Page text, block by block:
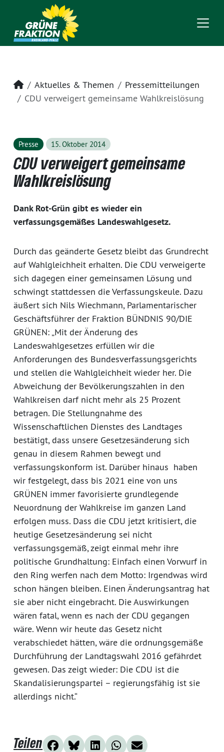
Startseite
Aktuelles & Themen
Pressemitteilungen
CDU verweigert gemeinsame Wahlkreislösung
Presse 15. Oktober 2014
CDU verweigert gemeinsame
Wahlkreislösung
Dank Rot-Grün gibt es wieder ein
verfassungsgemäßes Landeswahlgesetz.
Durch das geänderte Gesetz bleibt das Grundrecht
auf Wahlgleichheit erhalten. Die CDU verweigerte
sich dagegen einer gemeinsamen Lösung und
schwingt stattdessen die Verfassungskeule. Dazu
äußert sich Nils Wiechmann, Parlamentarischer
Geschäftsführer der Fraktion BÜNDNIS 90/DIE
GRÜNEN: „Mit der Änderung des
Landeswahlgesetzes erfüllen wir die
Anforderungen des Bundesverfassungsgerichts
und stellen die Wahlgleichheit wieder her. Die
Abweichung der Bevölkerungszahlen in den
Wahlkreisen darf nicht mehr als 25 Prozent
betragen. Die Stellungnahme des
Wissenschaftlichen Dienstes des Landtages
bestätigt, dass unsere Gesetzesänderung sich
genau in diesem Rahmen bewegt und
verfassungskonform ist. Darüber hinaus haben
wir festgelegt, dass bis 2021 eine von uns
GRÜNEN immer favorisierte grundlegende
Neuordnung der Wahlkreise im ganzen Land
erfolgen muss. Dass die CDU jetzt kritisiert, die
heutige Gesetzesänderung sei nicht
verfassungsgemäß, zeigt einmal mehr ihre
politische Grundhaltung: Einfach einen Vorwurf in
den Ring werfen nach dem Motto: Irgendwas wird
schon hängen bleiben. Einen Änderungsantrag hat
sie aber nicht eingebracht. Die Auswirkungen
wären fatal, wenn es nach der CDU gegangen
wäre. Wenn wir heute das Gesetz nicht
verabschiedet hätten, wäre die ordnungsgemäße
Durchführung der Landtagswahl 2016 gefährdet
gewesen. Das zeigt wieder: Die CDU ist die
Skandalisierungspartei – regierungsfähig ist sie
allerdings nicht.“
Teilen